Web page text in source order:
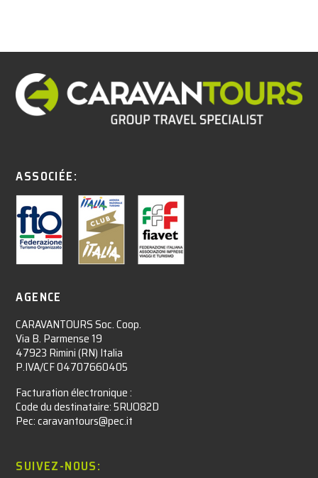
ASSOCIÉE:
AGENCE
CARAVANTOURS Soc. Coop.
Via B. Parmense 19
47923 Rimini (RN) Italia
P.IVA/CF 04707660405
Facturation électronique :​
Code du destinataire: 5RUO82D
Pec: caravantours@pec.it
SUIVEZ-NOUS: